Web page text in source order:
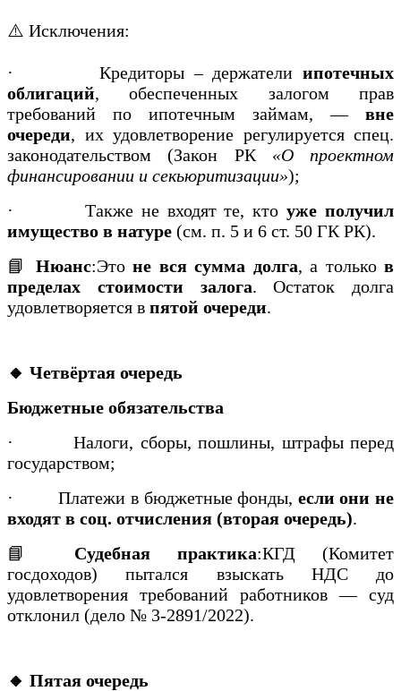
⚠️ Исключения:
· Кредиторы – держатели ипотечных
облигаций, обеспеченных залогом прав
требований по ипотечным займам, — вне
очереди, их удовлетворение регулируется спец.
законодательством (Закон РК «О проектном
финансировании и секьюритизации»);
· Также не входят те, ктоуже получил
имущество в натуре (см. п. 5 и 6 ст. 50 ГК РК).
📘 Нюанс:Этоне вся сумма долга, а тольков
пределах стоимости залога. Остаток долга
удовлетворяется в пятой очереди.
🔸 Четвёртая очередь
Бюджетные обязательства
·Налоги, сборы, пошлины, штрафы перед
государством;
·Платежи в бюджетные фонды, если они не
входят в соц. отчисления (вторая очередь).
📘 Судебная практика:КГД (Комитет
госдоходов) пытался взыскать НДС до
удовлетворения требований работников — суд
отклонил (дело № 3-2891/2022).
🔸 Пятая очередь